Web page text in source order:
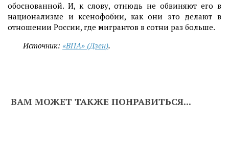
обоснованной. И, к слову, отнюдь не обвиняют его в
национализме и ксенофобии, как они это делают в
отношении России, где мигрантов в сотни раз больше.
Источник: «ВПА» (Дзен).
ВАМ МОЖЕТ ТАКЖЕ ПОНРАВИТЬСЯ...